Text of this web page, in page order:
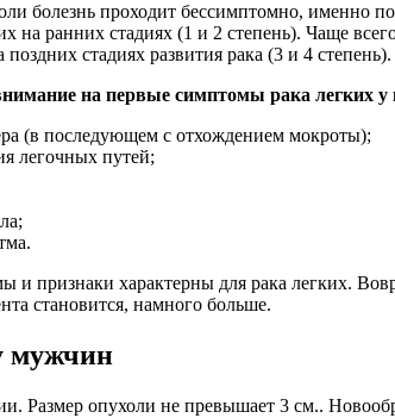
болезнь проходит бессимптомно, именно
на ранних стадиях (1 и 2 степень). Чаще
стадиях развития рака (3 и 4 степень).
на первые симптомы рака легких
(в последующем с отхождением мокроты);
легочных путей;
признаки характерны для рака легких.
становится, намного больше.
мужчин
Размер опухоли не превышает 3 см..